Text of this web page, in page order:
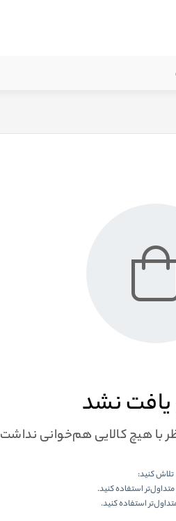
یافت نشد
با هیچ کالایی هم‌خوانی نداشت
تلاش کنید:
استفاده کنید.
استفاده کنید.